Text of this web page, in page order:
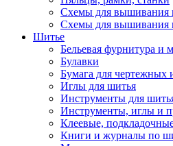
Схемы для вышивания
Схемы для вышивания
Шитье
Бельевая фурнитура и
Булавки
Бумага для чертежных
Иглы для шитья
Инструменты для
Инструменты, иглы и
Клеевые,
Книги и журналы по